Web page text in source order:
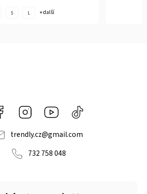
S L + další
Facebook Instagram https://www.youtube.com/
navlnetrendu5284
trendly.cz@gmail.com
732 758 048